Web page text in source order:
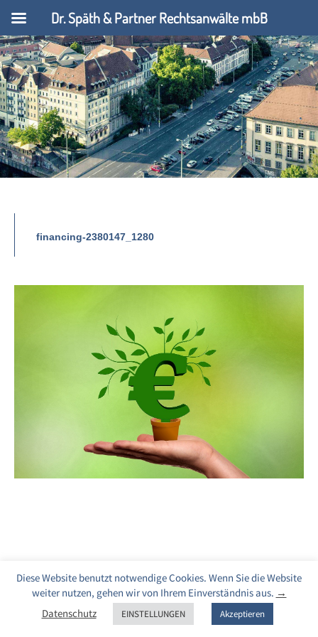
financing-2380147_1280
Diese Website benutzt notwendige Cookies. Wenn Sie die Website
weiter nutzen, gehen wir von Ihrem Einverständnis aus. →
Datenschutz
EINSTELLUNGEN Akzeptieren
Dr. Späth & Partner Rechtsanwälte mbB